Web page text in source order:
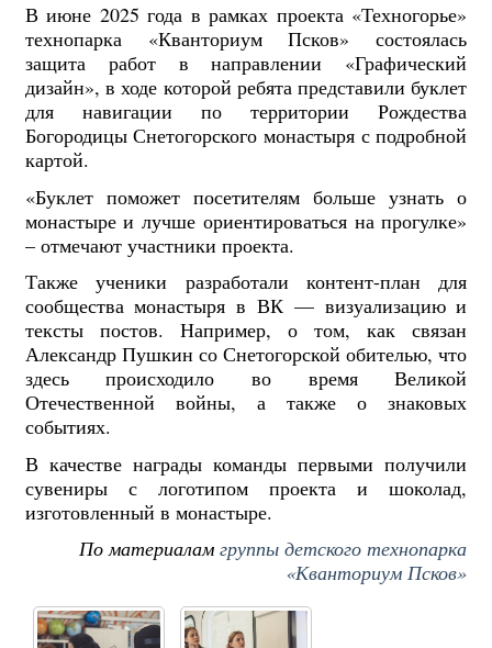
В июне 2025 года в рамках проекта «Техногорье»
технопарка «Кванториум Псков» состоялась
защита работ в направлении «Графический
дизайн», в ходе которой ребята представили буклет
для навигации по территории Рождества
Богородицы Снетогорского монастыря с подробной
картой.
«Буклет поможет посетителям больше узнать о
монастыре и лучше ориентироваться на прогулке»
– отмечают участники проекта.
Также ученики разработали контент-план для
сообщества монастыря в ВК — визуализацию и
тексты постов. Например, о том, как связан
Александр Пушкин со Снетогорской обителью, что
здесь происходило во время Великой
Отечественной войны, а также о знаковых
событиях.
В качестве награды команды первыми получили
сувениры с логотипом проекта и шоколад,
изготовленный в монастыре.
По материаламгруппы детского технопарка
«Кванториум Псков»